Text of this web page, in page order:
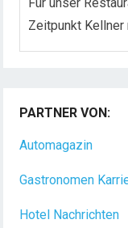
Zeitpunkt
Dein Arbeitsplatz
(m/w/d) Du bist
PARTNER VON:
Automagazin
Gastronomen
Hotel Nachrichten